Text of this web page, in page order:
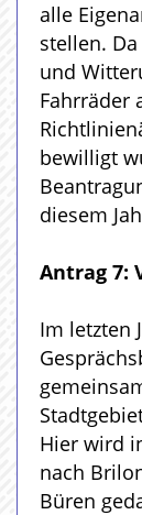
alle
stellen.
und
Fahrräder
bewilligt
diesem
Antrag 7:
Im letzten
Hier wird
nach
Büren